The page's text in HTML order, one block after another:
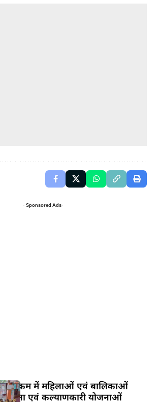
- Sponsored Ads-
कार्यक्रम में महिलाओं एवं बालिकाओं
सुरक्षा एवं कल्याणकारी योजनाओं